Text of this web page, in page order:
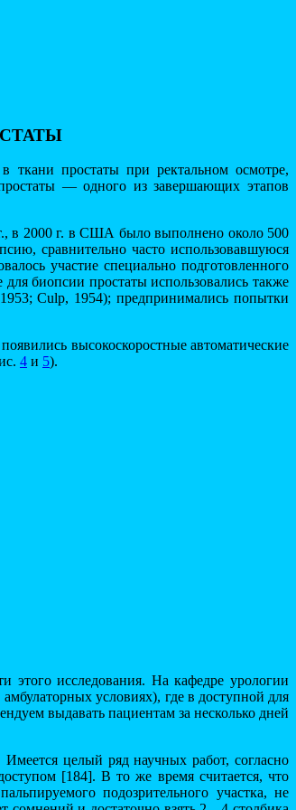
ткани простаты при ректальном осмотре,
— одного из завершающих этапов
в 2000 г. в США было выполнено около 500
сравнительно часто использовавшуюся
участие специально подготовленного
биопсии простаты использовались также
1953; Culp, 1954); предпринимались попытки
высокоскоростные автоматические
4 и 5).
этого исследования. На кафедре урологии
условиях), где в доступной для
выдавать пациентам за несколько дней
целый ряд научных работ, согласно
[184]. В то же время считается, что
подозрительного участка, не